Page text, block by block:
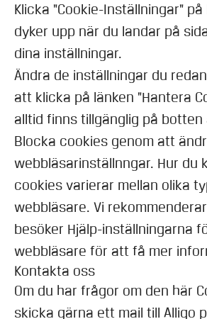
Klicka "Cookie-Inställningar"
dyker upp när du landar på
dina inställningar.
Ändra de inställningar du
att klicka på länken "Hantera
alltid finns tillgänglig på botten
Blocka cookies genom att
webbläsarinställnngar. Hur du
cookies varierar mellan olika
webbläsare. Vi
besöker Hjälp-inställningarna
webbläsare för att få mer
Kontakta oss
Om du har frågor om den här
skicka gärna ett mail till Alligo